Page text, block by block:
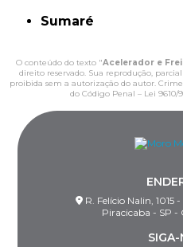
Sumaré
O conteúdo do texto "Acelerador e
direito reservado. Sua reprodução,
proibida sem a autorização do autor.
do Código Penal – Lei 9610/
R. Felício Nalin, 1015
Piracicaba - SP -
SIGA-